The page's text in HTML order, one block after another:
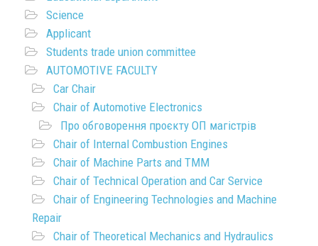
Science
Applicant
Students trade union committee
AUTOMOTIVE FACULTY
Car Chair
Chair of Automotive Electronics
Про обговорення проєкту ОП магістрів
Chair of Internal Combustion Engines
Chair of Machine Parts and TMM
Chair of Technical Operation and Car Service
Chair of Engineering Technologies and Machine
Repair
Chair of Theoretical Mechanics and Hydraulics